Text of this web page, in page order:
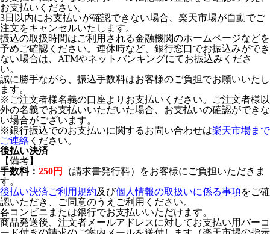
お支払いください。
3日以内にお支払いが確認できない場合、楽天市場が自動でご
注文をキャンセルいたします。
振込の取扱時間はご利用される金融機関のホームページなどを
予めご確認ください。連休時など、銀行窓口でお振込みができ
ない場合は、ATMやネットバンキングにてお振込みくださ
い。
誠に勝手ながら、振込手数料はお客様のご負担でお願いいたし
ます。
※ご注文者様名義の口座よりお支払いください。ご注文者様以
外の名義でお支払いいただいた場合、お支払いの確認ができな
い場合がございます。
※銀行振込でのお支払いに関するお問い合わせは楽天市場まで
ご連絡 ください。
後払い決済
【備考】
手数料： 250円
（請求書発行料）をお客様にご負担いただきま
す。
後払い決済ご利用規約及び個人情報の取扱いに係る事項をご確
認いただき、ご同意のうえご利用ください。
各コンビニまたは銀行でお支払いいただけます。
商品発送後、注文者メールアドレスに対してお支払い用バーコ